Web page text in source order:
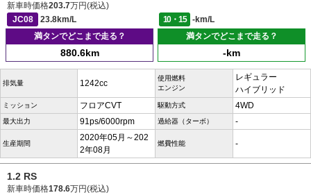
新車時価格203.7万円(税込)
JC08
23.8km/L 10・15
-km/L
満タンでどこまで走る？
880.6km
満タンでどこまで走る？
-km
排気量 1242cc
使用燃料
エンジン
レギュラー
ハイブリッド
ミッション フロアCVT 駆動方式 4WD
最大出力 91ps/6000rpm 過給器（ターボ） -
生産期間
2020年05月～202
2年08月
燃費性能 -
1.2 RS
新車時価格178.6万円(税込)